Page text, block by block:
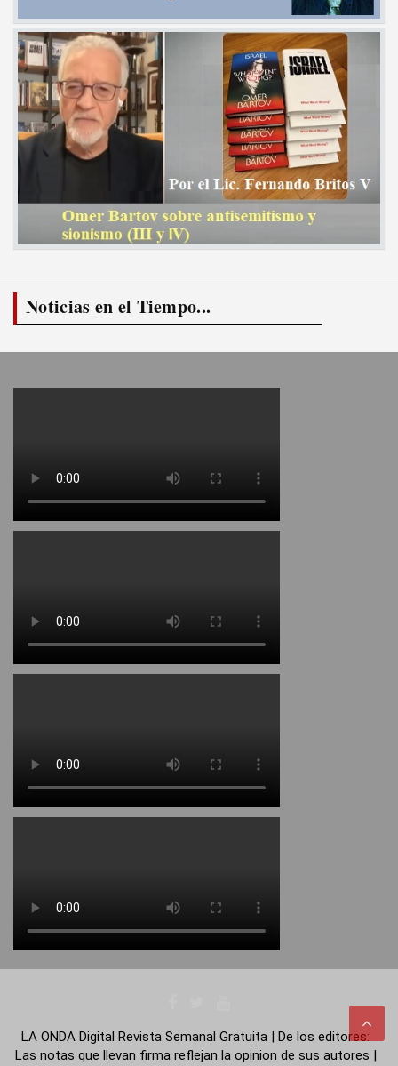
Noticias en el Tiempo...
LA ONDA Digital Revista Semanal Gratuita | De los editores:
Las notas que llevan firma reflejan la opinion de sus autores |